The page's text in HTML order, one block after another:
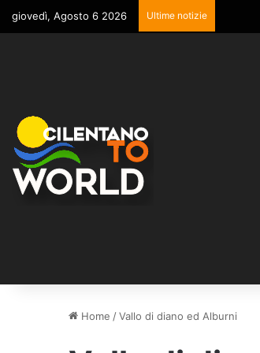
giovedì, Agosto 6 2026 Ultime notizie
Home /Vallo di diano ed Alburni